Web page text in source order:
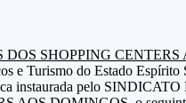
SHOPPING CENTERS
e Turismo do Estado
instaurada pelo